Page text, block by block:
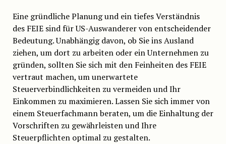
Eine gründliche Planung und ein tiefes Verständnis
des FEIE sind für US-Auswanderer von entscheidender
Bedeutung. Unabhängig davon, ob Sie ins Ausland
ziehen, um dort zu arbeiten oder ein Unternehmen zu
gründen, sollten Sie sich mit den Feinheiten des FEIE
vertraut machen, um unerwartete
Steuerverbindlichkeiten zu vermeiden und Ihr
Einkommen zu maximieren. Lassen Sie sich immer von
einem Steuerfachmann beraten, um die Einhaltung der
Vorschriften zu gewährleisten und Ihre
Steuerpflichten optimal zu gestalten.